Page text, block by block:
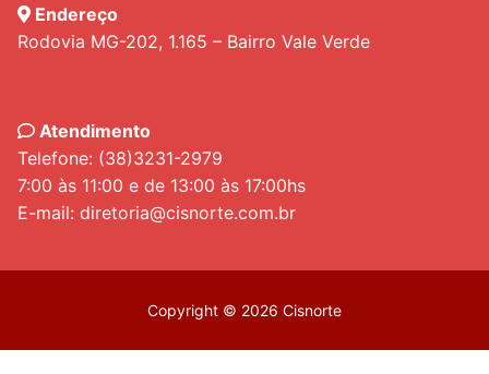
Endereço
Rodovia MG-202, 1.165 – Bairro Vale Verde
Atendimento
Telefone: (38)3231-2979
7:00 às 11:00 e de 13:00 às 17:00hs
E-mail: diretoria@cisnorte.com.br
Copyright © 2026 Cisnorte